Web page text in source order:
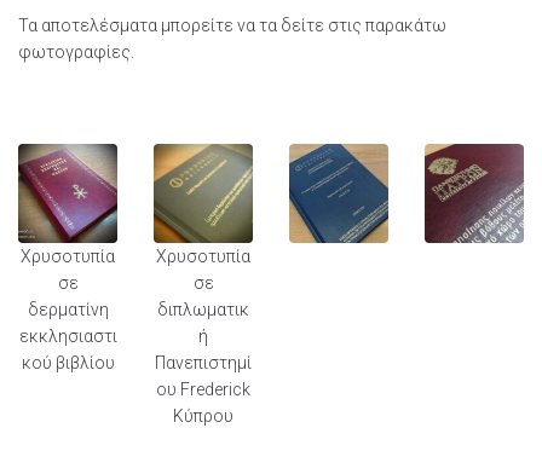
Τα αποτελέσματα μπορείτε να τα δείτε στις παρακάτω
φωτογραφίες.
Χρυσοτυπία
σε
δερματίνη
εκκλησιαστι
κού βιβλίου
Χρυσοτυπία
σε
διπλωματικ
ή
Πανεπιστημί
ου Frederick
Κύπρου